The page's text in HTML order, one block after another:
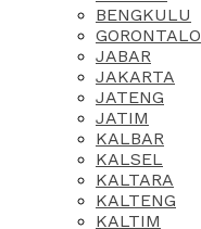
BENGKULU
GORONTALO
JABAR
JAKARTA
JATENG
JATIM
KALBAR
KALSEL
KALTARA
KALTENG
KALTIM